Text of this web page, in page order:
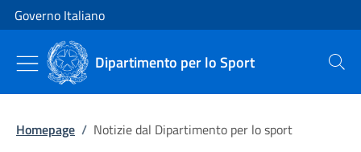
Vai al contenuto
Vai alla navigazione del sito
Governo Italiano
Dipartimento per lo Sport Cerca
Homepage / Notizie dal Dipartimento per lo sport